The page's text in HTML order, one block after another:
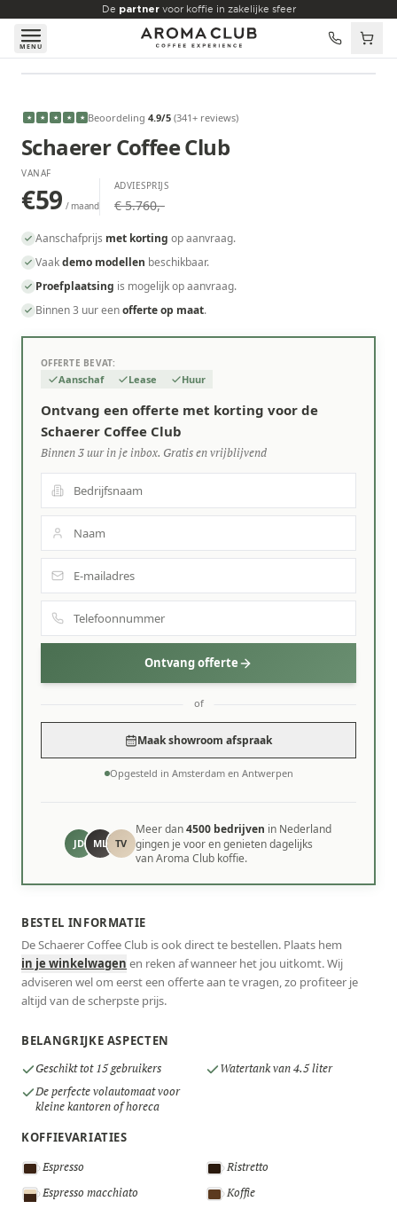
Skip to main content
De partnervoor koffie in zakelijke sfeer
MENU
€59 /maand
★ ★ ★ ★ ★ Beoordeling 4.9/5 (341+ reviews)
Schaerer Coffee Club
VANAF
€59 / maand
ADVIESPRIJS
€ 5.760,-
Aanschafprijs met korting op aanvraag.
Vaakdemo modellen beschikbaar.
Proefplaatsing is mogelijk op aanvraag.
Binnen 3 uur eenofferte op maat.
OFFERTE BEVAT:
Aanschaf Lease Huur
Ontvang een offerte met korting voor de
Schaerer Coffee Club
Binnen 3 uur in je inbox. Gratis en vrijblijvend
Ontvang offerte
of
Maak showroom afspraak
Opgesteld in Amsterdam en Antwerpen
JD ML TV
Meer dan4500 bedrijven in Nederland
gingen je voor en genieten dagelijks
van Aroma Club koffie.
BESTEL INFORMATIE
De Schaerer Coffee Club is ook direct te bestellen. Plaats hem
in je winkelwagen en reken af wanneer het jou uitkomt. Wij
adviseren wel om eerst een offerte aan te vragen, zo profiteer je
altijd van de scherpste prijs.
BELANGRIJKE ASPECTEN
Geschikt tot 15 gebruikers
Watertank van 4.5 liter
De perfecte volautomaat voor
kleine kantoren of horeca
KOFFIEVARIATIES
Espresso
Ristretto
Espresso macchiato
Koffie